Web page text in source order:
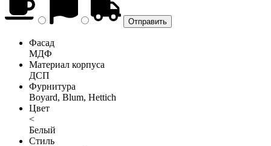
Фасад
МДФ
Материал корпуса
ДСП
Фурнитура
Boyard, Blum, Hettich
Цвет
<
Белый
Стиль